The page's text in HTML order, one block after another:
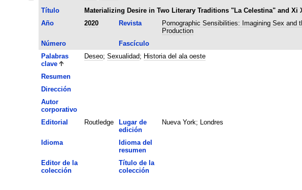
Título
Materializing Desire in Two Literary Traditions "La Celestina" and Xi
Año
2020 Revista
Pornographic Sensibilities: Imagining Sex and
Production
Número Fascículo
Palabras
clave
Deseo; Sexualidad; Historia del ala oeste
Resumen
Dirección
Autor
corporativo
Editorial Routledge
Lugar de
edición
Nueva York; Londres
Idioma
Idioma del
resumen
Editor de la
colección
Título de la
colección